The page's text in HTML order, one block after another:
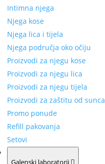
Intimna njega
Njega kose
Njega lica i tijela
Njega područja oko očiju
Proizvodi za njegu kose
Proizvodi za njegu lica
Proizvodi za njegu tijela
Proizvodi za zaštitu od sunca
Promo ponude
Refill pakovanja
Setovi
Galenski laboratorij